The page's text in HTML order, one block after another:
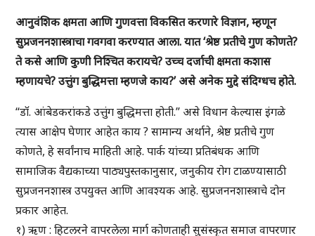
आनुवंशिक क्षमता आणि गुणवत्ता विकसित करणारे विज्ञान, म्हणून
सुप्रजननशास्त्राचा गवगवा करण्यात आला. यात ‘श्रेष्ठ प्रतीचे गुण कोणते?
ते कसे आणि कुणी निश्चित करायचे? उच्च दर्जाची क्षमता कशास
म्हणायचे? उत्तुंग बुद्धिमत्ता म्हणजे काय?’ असे अनेक मुद्दे संदिग्धच होते.
“डॉ. आंबेडकरांकडे उत्तुंग बुद्धिमत्ता होती.” असे विधान केल्यास इंगळे
त्यास आक्षेप घेणार आहेत काय ? सामान्य अर्थाने, श्रेष्ठ प्रतीचे गुण
कोणते, हे सर्वांनाच माहिती आहे. पार्क यांच्या प्रतिबंधक आणि
सामाजिक वैद्यकाच्या पाठ्यपुस्तकानुसार, जनुकीय रोग टाळण्यासाठी
सुप्रजननशास्त्र उपयुक्त आणि आवश्यक आहे. सुप्रजननशास्त्राचे दोन
प्रकार आहेत.
१) ऋण : हिटलरने वापरलेला मार्ग कोणताही सुसंस्कृत समाज वापरणार